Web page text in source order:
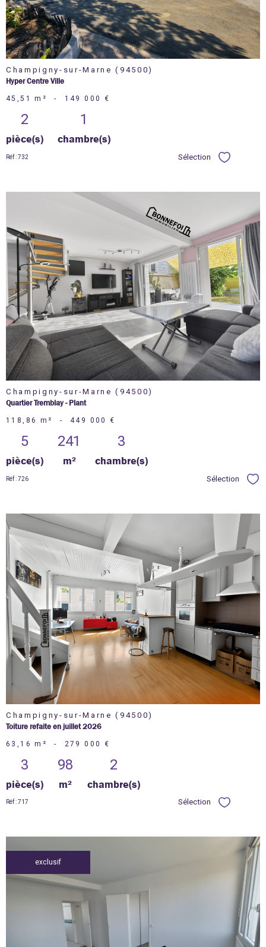
Champigny-sur-Marne (94500)
Hyper Centre Ville
45,51 m² - 149 000 €
2
pièce(s)
1
chambre(s)
Réf : 732 Sélection Sélectionner
voir le
bien
Champigny-sur-Marne (94500)
Quartier Tremblay - Plant
118,86 m² - 449 000 €
5
pièce(s)
241
m²
3
chambre(s)
Réf : 726 Sélection
voir le
bien
Champigny-sur-Marne (94500)
Toiture refaite en juillet 2026
63,16 m² - 279 000 €
3
pièce(s)
98
m²
2
chambre(s)
Réf : 717 Sélection Sélectionner
exclusif
voir le